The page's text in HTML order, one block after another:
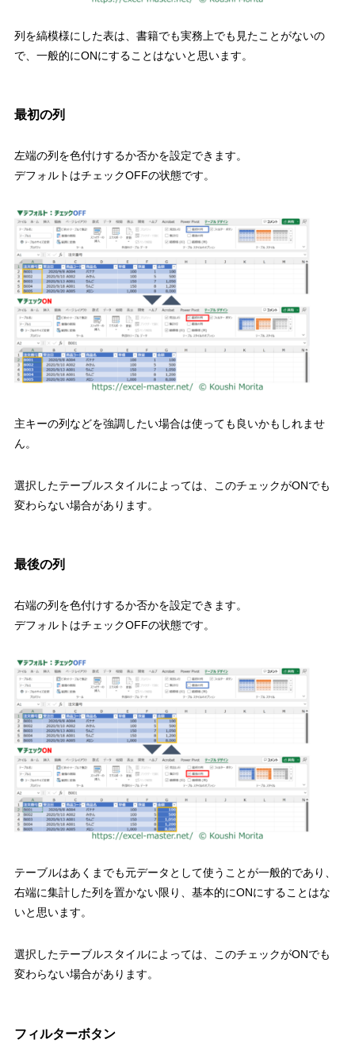
列を縞模様にした表は、書籍でも実務上でも見たことがないの
で、 一般的にONにすることはないと思います。
最初の列
左端の列を色付けするか否かを設定できます。
デフォルトはチェックOFFの状態です。
主キーの列などを強調したい場合は使っても良いかもしれませ
ん。
選択したテーブルスタイルによっては、このチェックがONでも
変わらない場合があります。
最後の列
右端の列を色付けするか否かを設定できます。
デフォルトはチェックOFFの状態です。
テーブルはあくまでも元データとして使うことが一般的であり、
右端に集計した列を置かない限り、 基本的にONにすることはな
いと思います。
選択したテーブルスタイルによっては、このチェックがONでも
変わらない場合があります。
フィルターボタン